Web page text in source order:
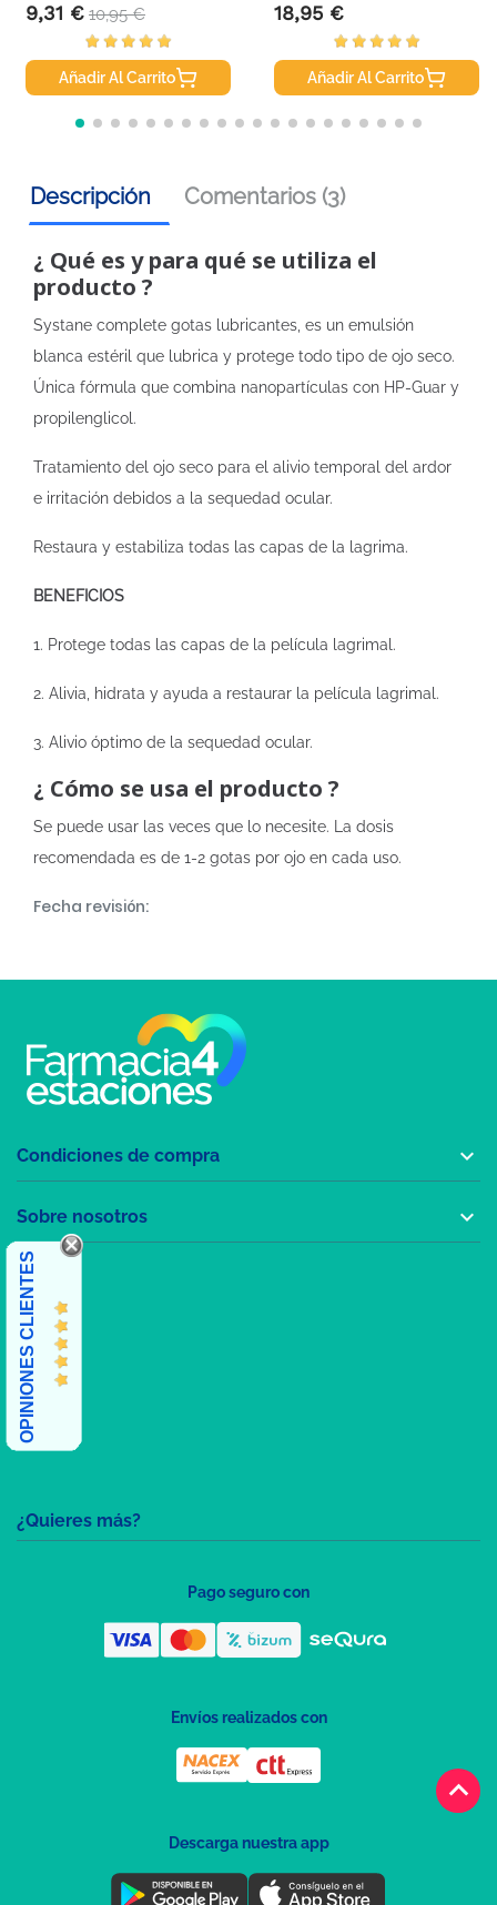
Precio
9,31 € Precio base
10,95 €
Añadir Al Carrito
Precio
18,95 €
Añadir Al Carrito
Descripción Comentarios (3)
¿ Qué es y para qué se utiliza el
producto ?
Systane complete gotas lubricantes, es un emulsión
blanca estéril que lubrica y protege todo tipo de ojo seco.
Única fórmula que combina nanopartículas con HP-Guar y
propilenglicol.
Tratamiento del ojo seco para el alivio temporal del ardor
e irritación debidos a la sequedad ocular.
Restaura y estabiliza todas las capas de la lagrima.
BENEFICIOS
1. Protege todas las capas de la película lagrimal.
2. Alivia, hidrata y ayuda a restaurar la película lagrimal.
3. Alivio óptimo de la sequedad ocular.
¿ Cómo se usa el producto ?
Se puede usar las veces que lo necesite. La dosis
recomendada es de 1-2 gotas por ojo en cada uso.
Fecha revisión:
keyboard_arrow_up
¿Quieres más?
Condiciones de compra 
Sobre nosotros 
OPINIONES CLIENTES
Pago seguro con
Envíos realizados con
Descarga nuestra app